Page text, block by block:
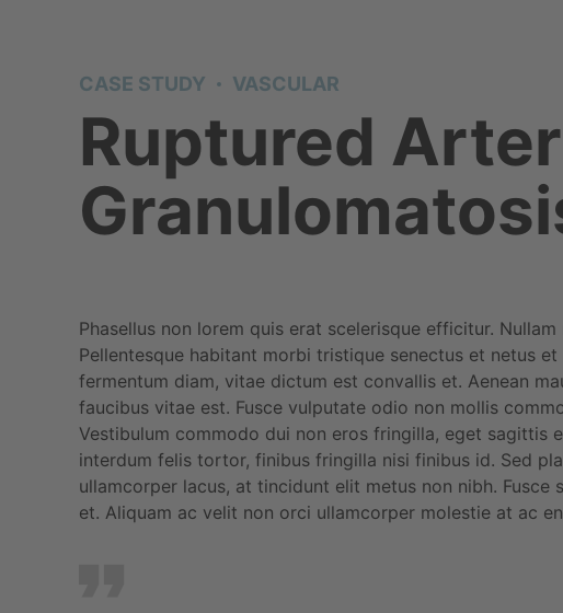
CASE STUDY VASCULAR
Ruptured
Phasellus non lorem quis erat scelerisque efficitur.
Pellentesque habitant morbi tristique senectus et netus
fermentum diam, vitae dictum est convallis et. Aenean
faucibus vitae est. Fusce vulputate odio non mollis
Vestibulum commodo dui non eros fringilla, eget sagittis
interdum felis tortor, finibus fringilla nisi finibus id. Sed
ullamcorper lacus, at tincidunt elit metus non nibh.
et. Aliquam ac velit non orci ullamcorper molestie at ac